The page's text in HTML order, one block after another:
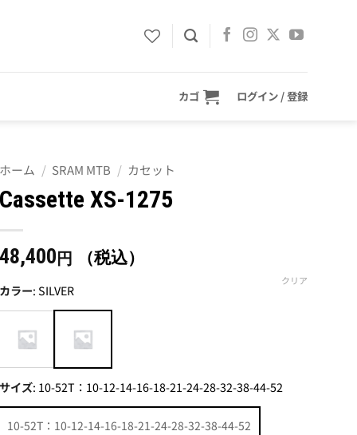
カゴ ログイン / 登録
ホーム / SRAM MTB / カセット
Cassette XS-1275
48,400 円 （税込）
カラー:SILVER
サイズ: 10-52T：10-12-14-16-18-21-24-28-32-38-44-52
10-52T：10-12-14-16-18-21-24-28-32-38-44-52
クリア